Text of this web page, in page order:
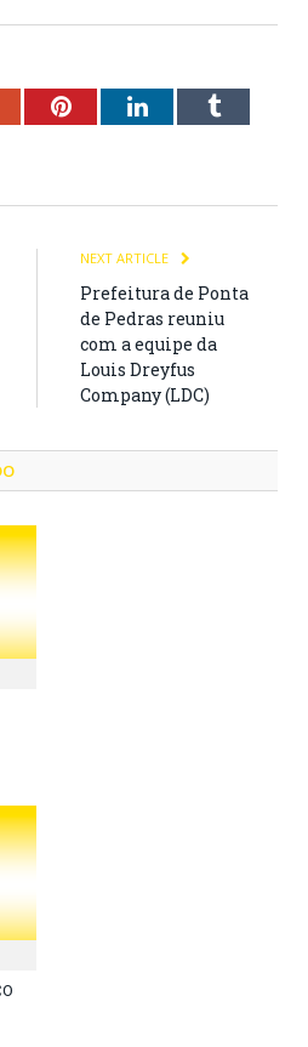
PinterestLinkedInTumblr
NEXT ARTICLE
Prefeitura de Ponta
de Pedras reuniu
com a equipe da
Louis Dreyfus
Company (LDC)